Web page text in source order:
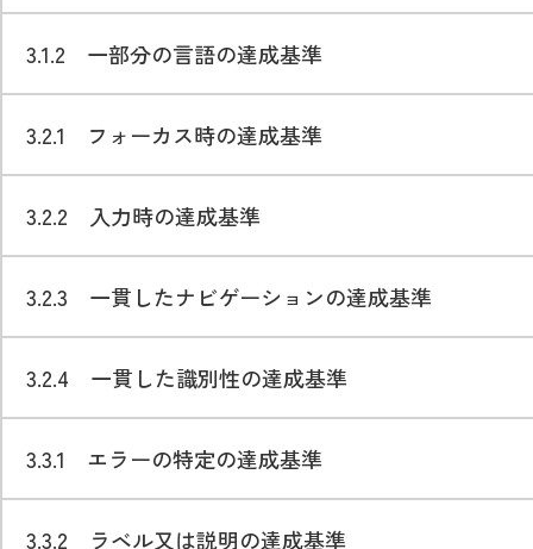
3.1.2 一部分の言語の達成基準
3.2.1 フォーカス時の達成基準
3.2.2 入力時の達成基準
3.2.3 一貫したナビゲーションの達成基準
3.2.4 一貫した識別性の達成基準
3.3.1 エラーの特定の達成基準
3.3.2 ラベル又は説明の達成基準